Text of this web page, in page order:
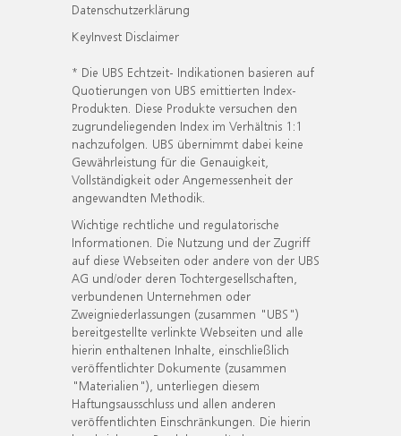
Datenschutzerklärung
KeyInvest Disclaimer
* Die UBS Echtzeit- Indikationen basieren auf
Quotierungen von UBS emittierten Index-
Produkten. Diese Produkte versuchen den
zugrundeliegenden Index im Verhältnis 1:1
nachzufolgen. UBS übernimmt dabei keine
Gewährleistung für die Genauigkeit,
Vollständigkeit oder Angemessenheit der
angewandten Methodik.
Wichtige rechtliche und regulatorische
Informationen. Die Nutzung und der Zugriff
auf diese Webseiten oder andere von der UBS
AG und/oder deren Tochtergesellschaften,
verbundenen Unternehmen oder
Zweigniederlassungen (zusammen "UBS")
bereitgestellte verlinkte Webseiten und alle
hierin enthaltenen Inhalte, einschließlich
veröffentlichter Dokumente (zusammen
"Materialien"), unterliegen diesem
Haftungsausschluss und allen anderen
veröffentlichten Einschränkungen. Die hierin